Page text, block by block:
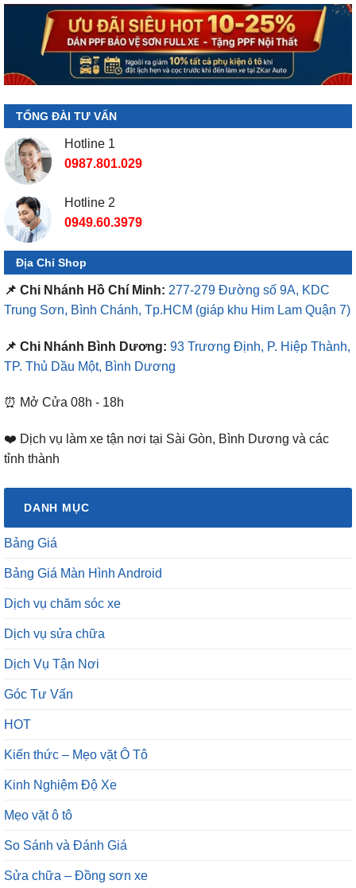
TỔNG ĐÀI TƯ VẤN
Hotline 1
0987.801.029
Hotline 2
0949.60.3979
Địa Chỉ Shop
📌 Chi Nhánh Hồ Chí Minh: 277-279 Đường số 9A, KDC
Trung Sơn, Bình Chánh, Tp.HCM (giáp khu Him Lam Quận 7)
📌 Chi Nhánh Bình Dương: 93 Trương Định, P. Hiệp Thành,
TP. Thủ Dầu Một, Bình Dương
⏰ Mở Cửa 08h - 18h
❤️ Dịch vụ làm xe tận nơi tại Sài Gòn, Bình Dương và các
tỉnh thành
DANH MỤC
Bảng Giá
Bảng Giá Màn Hình Android
Dịch vụ chăm sóc xe
Dịch vụ sửa chữa
Dịch Vụ Tận Nơi
Góc Tư Vấn
HOT
Kiến thức – Mẹo vặt Ô Tô
Kinh Nghiệm Độ Xe
Mẹo vặt ô tô
So Sánh và Đánh Giá
Sửa chữa – Đồng sơn xe